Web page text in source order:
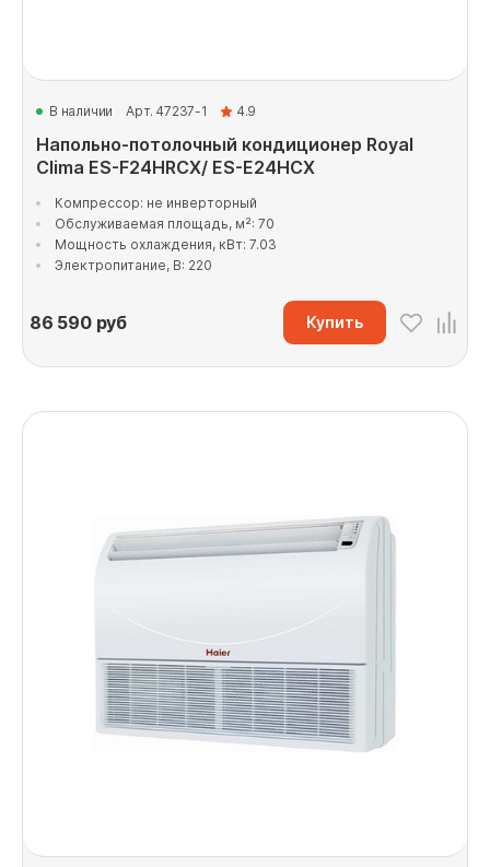
В наличии Арт. 47237-1 4.9
Напольно-потолочный кондиционер Royal
Clima ES-F24HRCX/ ES-E24HCX
Компрессор: не инверторный
Обслуживаемая площадь, м²: 70
Мощность охлаждения, кВт: 7.03
Электропитание, В: 220
86 590руб Купить